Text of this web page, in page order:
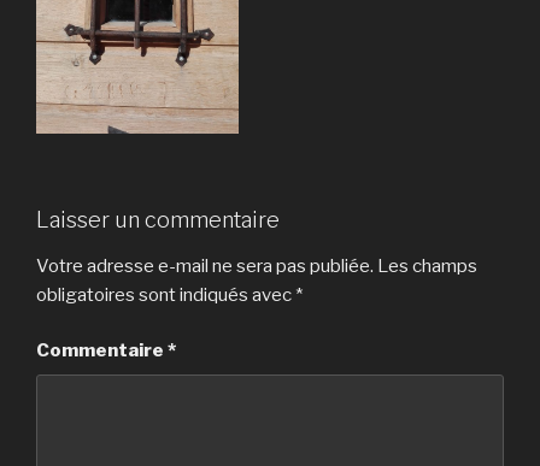
Laisser un commentaire
Votre adresse e-mail ne sera pas publiée. Les champs
obligatoires sont indiqués avec *
Commentaire *